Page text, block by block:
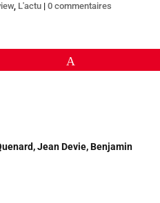
, L'actu| 0 commentaires
Jean Devie, Benjamin